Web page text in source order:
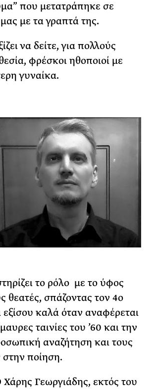
που μετατράπηκε σε
με τα γραπτά της.
να δείτε, για πολλούς
φρέσκοι ηθοποιοί με
γυναίκα.
το ρόλο με το ύφος
θεατές, σπάζοντας τον 4ο
καλά όταν αναφέρεται
ταινίες του ’60 και την
αναζήτηση και τους
ποίηση.
Χάρης Γεωργιάδης, εκτός του